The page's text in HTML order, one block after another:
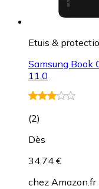
Etuis &
Samsung Book
11.0
(2)
Dès
34,74 €
chez Amazon.fr